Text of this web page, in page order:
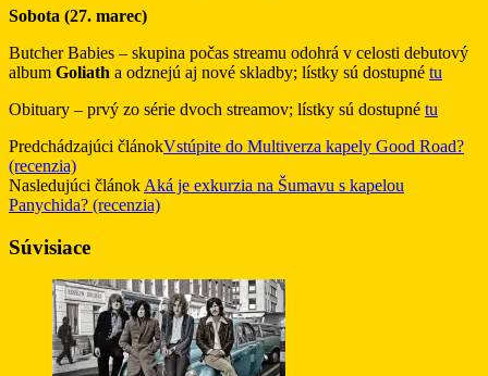
Sobota (27. marec)
Butcher Babies – skupina počas streamu odohrá v celosti debutový
album Goliath a odznejú aj nové skladby; lístky sú dostupné tu
Obituary – prvý zo série dvoch streamov; lístky sú dostupné tu
Predchádzajúci článokVstúpite do Multiverza kapely Good Road?
(recenzia)
Nasledujúci článok Aká je exkurzia na Šumavu s kapelou
Panychida? (recenzia)
Súvisiace